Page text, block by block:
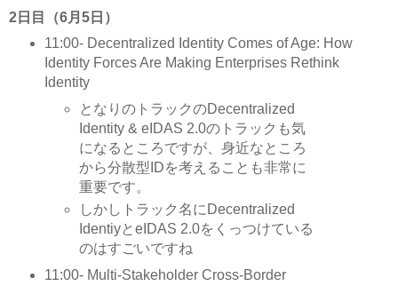
2日目（6月5日）
11:00- Decentralized Identity Comes of Age: How
Identity Forces Are Making Enterprises Rethink
Identity
となりのトラックのDecentralized
Identity & eIDAS 2.0のトラックも気
になるところですが、身近なところ
から分散型IDを考えることも非常に
重要です。
しかしトラック名にDecentralized
IdentiyとeIDAS 2.0をくっつけている
のはすごいですね
11:00- Multi-Stakeholder Cross-Border